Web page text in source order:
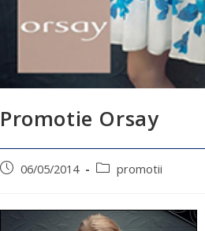
Promotie Orsay
06/05/2014 promotii